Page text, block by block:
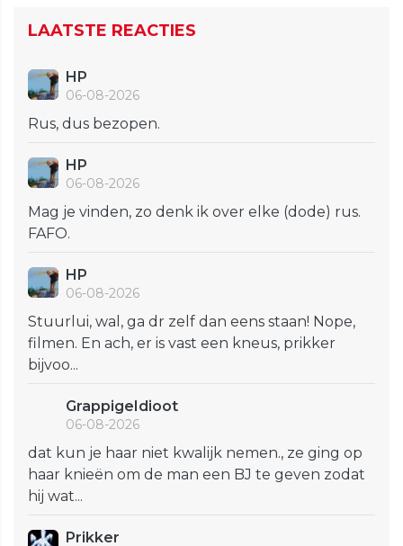
LAATSTE REACTIES
HP
06-08-2026
Rus, dus bezopen.
HP
06-08-2026
Mag je vinden, zo denk ik over elke (dode) rus.
FAFO.
HP
06-08-2026
Stuurlui, wal, ga dr zelf dan eens staan! Nope,
filmen. En ach, er is vast een kneus, prikker
bijvoo...
GrappigeIdioot
06-08-2026
dat kun je haar niet kwalijk nemen., ze ging op
haar knieën om de man een BJ te geven zodat
hij wat...
Prikker